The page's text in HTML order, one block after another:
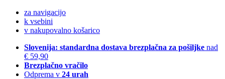
za navigacijo
k vsebini
v nakupovalno košarico
Slovenija: standardna dostava brezplačna za pošiljke nad
€ 59,90
Brezplačno vračilo
Odprema v 24 urah